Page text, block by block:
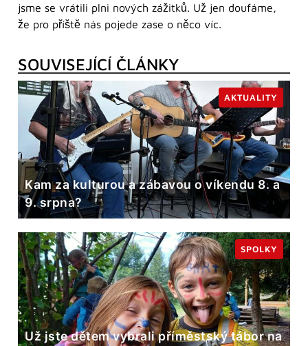
jsme se vrátili plni nových zážitků. Už jen doufáme,
že pro příště nás pojede zase o něco víc.
SOUVISEJÍCÍ ČLÁNKY
Kam za kulturou a zábavou o víkendu 8. a
9. srpna?
AKTUALITY
Už jste dětem vybrali příměstský tábor na
SPOLKY